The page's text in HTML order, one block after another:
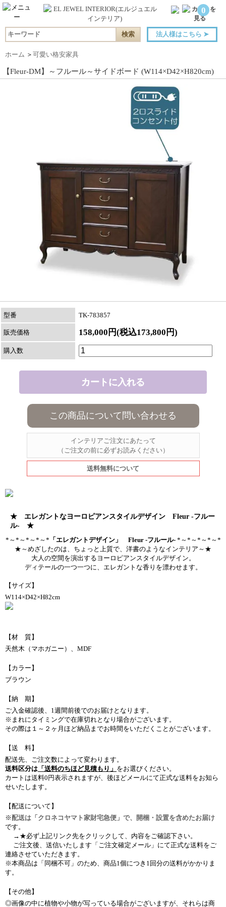
0
法人様はこちら ➤
ホーム ＞ 可愛い格安家具
【Fleur-DM】～フルール～サイドボード (W114×D42×H820cm)
型番 TK-783857
販売価格 158,000円(税込173,800円)
購入数
この商品について問い合わせる
インテリアご注文にあたって
（ご注文の前に必ずお読みください）
送料無料について
★ エレガントなヨーロピアンスタイルデザイン Fleur -フルー
ル- ★
*～*～*～*～* 「エレガントデザイン」 Fleur -フルール-*～*～*～*～*
★～めざしたのは、ちょっと上質で、洋書のようなインテリア～★
大人の空間を演出するヨーロピアンスタイルデザイン。
ディテールの一つ一つに、エレガントな香りを漂わせます。
【サイズ】
W114×D42×H82cm
【材 質】
天然木（マホガニー）、MDF
【カラー】
ブラウン
【納 期】
ご入金確認後、1週間前後でのお届けとなります。
※まれにタイミングで在庫切れとなり場合がございます。
その際は１～２ヶ月ほど納品までお時間をいただくことがございます。
【送 料】
配送先、ご注文数によって変わります。
送料区分は 「送料のちほど見積もり」 をお選びください。
カートは送料0円表示されますが、後ほどメールにて正式な送料をお知ら
せいたします。
【配送について】
※配送は「クロネコヤマト家財宅急便」で、開梱・設置を含めたお届け
です。
→★必ず上記リンク先をクリックして、内容をご確認下さい。
ご注文後、送信いたします「ご注文確定メール」にて正式な送料をご
連絡させていただきます。
※本商品は「同梱不可」のため、商品1個につき1回分の送料がかかりま
す。
【その他】
◎画像の中に植物や小物が写っている場合がございますが、それらは商